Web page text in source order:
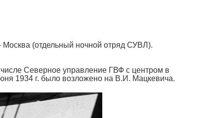
(отдельный ночной отряд СУВЛ).
Северное управление ГВФ с центром в
1934 г. было возложено на В.И. Мацкевича.